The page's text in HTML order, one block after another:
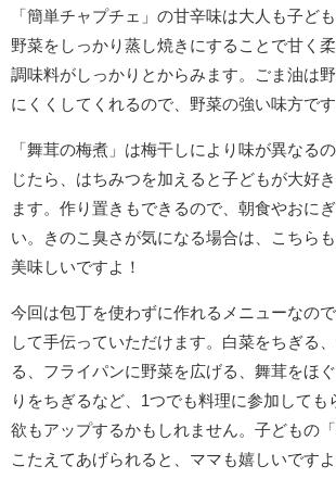
「簡単チャプチェ」の甘辛味は大人も子ど
野菜をしっかり蒸し焼きにすることで甘く柔
調味料がしっかりとからみます。ごま油は
にくくしてくれるので、野菜の強い味方です
「舞茸の梅煮」は梅干しにより味が異なる
じたら、はちみつを加えると子どもが大好
ます。作り置きもできるので、朝食やおに
い。きのこ臭さが気になる場合は、こちら
美味しいですよ！
今回は包丁を使わずに作れるメニューなの
して手伝っていただけます。白菜をちぎる
る、フライパンに野菜を広げる、舞茸をほ
りをちぎるなど、1つでも料理に参加しても
欲もアップするかもしれません。子どもの
こたえてあげられると、ママも嬉しいですよ